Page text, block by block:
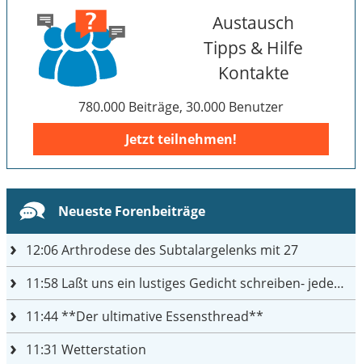
Austausch
Tipps & Hilfe
Kontakte
780.000 Beiträge, 30.000 Benutzer
Jetzt teilnehmen!
Neueste Forenbeiträge
12:06Arthrodese des Subtalargelenks mit 27
11:58 Laßt uns ein lustiges Gedicht schreiben- jeder einen Satz
11:44**Der ultimative Essensthread**
11:31 Wetterstation